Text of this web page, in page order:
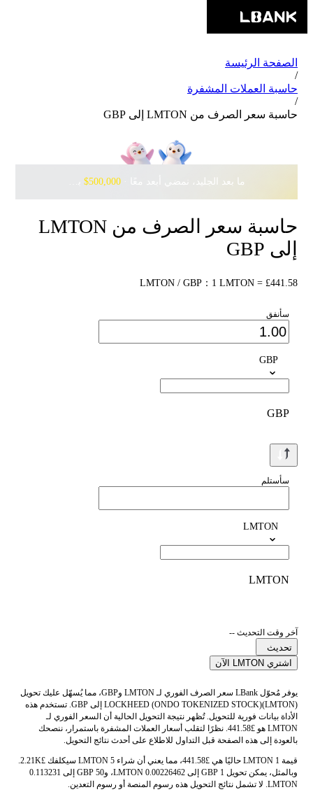
الصفحة الرئيسة
/
حاسبة العملات المشفرة
/
حاسبة سعر الصرف من LMTON إلى GBP
ما بعد الجليد، نمضي أبعد معًا · ‎ $500,000بانتظارك مع Pudgy Penguins
حاسبة سعر الصرف من LMTON
إلى GBP
LMTON / GBP：1 LMTON = £441.58
سأنفق
GBP
GBP
سأستلم
LMTON
LMTON
آخر وقت التحديث --
تحديث
اشتري LMTON الآن
يوفر مُحوّل LBank سعر الصرف الفوري لـ LMTON وGBP، مما يُسهّل عليك تحويل
LOCKHEED (ONDO TOKENIZED STOCK)(LMTON) إلى GBP. تستخدم هذه
الأداة بيانات فورية للتحويل. تُظهر نتيجة التحويل الحالية أن السعر الفوري لـ
LMTON هو £441.58. نظرًا لتقلب أسعار العملات المشفرة باستمرار، ننصحك
بالعودة إلى هذه الصفحة قبل التداول للاطلاع على أحدث نتائج التحويل.
قيمة 1 LMTON حاليًا هي £441.58، مما يعني أن شراء 5 LMTON سيكلفك £2.21K.
وبالمثل، يمكن تحويل 1 GBP إلى 0.00226462 LMTON، و50 GBP إلى 0.113231
LMTON. لا تشمل نتائج التحويل هذه رسوم المنصة أو رسوم التعدين.